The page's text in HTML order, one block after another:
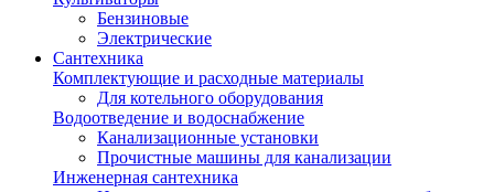
Бензиновые
Электрические
Сантехника
Комплектующие и расходные материалы
Для котельного оборудования
Водоотведение и водоснабжение
Канализационные установки
Прочистные машины для канализации
Инженерная сантехника